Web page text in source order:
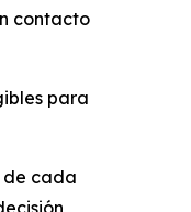
contacto
para
de cada